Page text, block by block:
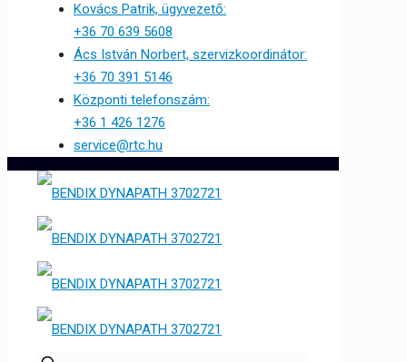
Kovács Patrik, ügyvezető:
+36 70 639 5608
Ács István Norbert, szervizkoordinátor:
+36 70 391 5146
Központi telefonszám:
+36 1 426 1276
service@rtc.hu